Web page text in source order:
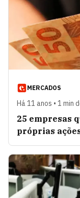
MERCADOS
Há 11 anos • 1 min
25 empresas
próprias